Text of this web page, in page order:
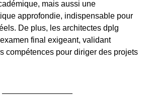
mais aussi une
approfondie, indispensable pour
De plus, les architectes dplg
final exigeant, validant
compétences pour diriger des projets